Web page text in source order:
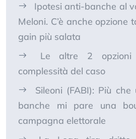
Ipotesi anti-banche al
Meloni. C’è anche opzione
gain più salata
Le altre 2 opzioni
complessità del caso
Sileoni (FABI): Più
banche mi pare una
campagna elettorale